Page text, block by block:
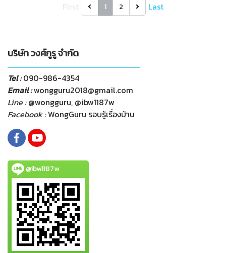
1 2 Last
บริษัท วงศ์กูรู จำกัด
Tel :090-986-4354
Email :wongguru2018@gmail.com
Line :@wongguru, @ibw1187w
Facebook :WongGuru รอบรู้เรื่องบ้าน
@ibw1187w